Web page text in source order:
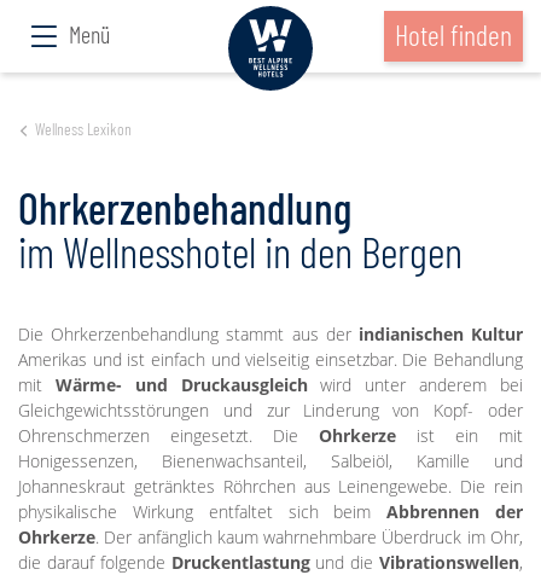
Menü Hotel finden
Wellness Lexikon
Ohrkerzenbehandlung
im Wellnesshotel in den Bergen
Die Ohrkerzenbehandlung stammt aus der indianischen Kultur
Amerikas und ist einfach und vielseitig einsetzbar. Die Behandlung
mit Wärme- und Druckausgleichwird unter anderem bei
Gleichgewichtsstörungen und zur Linderung von Kopf- oder
Ohrenschmerzen eingesetzt. Die Ohrkerze ist ein mit
Honigessenzen, Bienenwachsanteil, Salbeiöl, Kamille und
Johanneskraut getränktes Röhrchen aus Leinengewebe. Die rein
physikalische Wirkung entfaltet sich beimAbbrennen der
Ohrkerze. Der anfänglich kaum wahrnehmbare Überdruck im Ohr,
die darauf folgende Druckentlastungund die Vibrationswellen,